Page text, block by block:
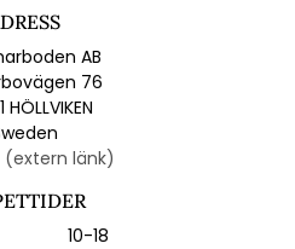
AB
76
HÖLLVIKEN
länk)
10-18